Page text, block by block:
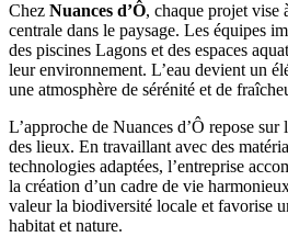
Chez Nuances d’Ô, chaque projet vise
centrale dans le paysage. Les équipes
des piscines Lagons et des espaces
leur environnement. L’eau devient un
une atmosphère de sérénité et de
L’approche de Nuances d’Ô repose sur
des lieux. En travaillant avec des
technologies adaptées, l’entreprise
la création d’un cadre de vie
valeur la biodiversité locale et favorise
habitat et nature.